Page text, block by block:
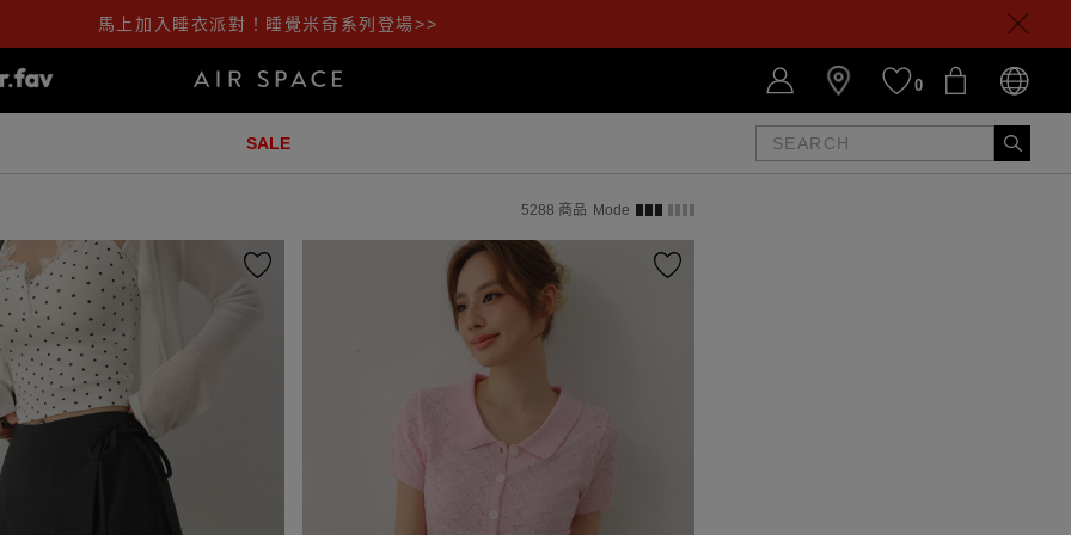
馬上加入睡衣派對！睡覺米奇系列登場>>
0
SALE
5288 商品 Mode